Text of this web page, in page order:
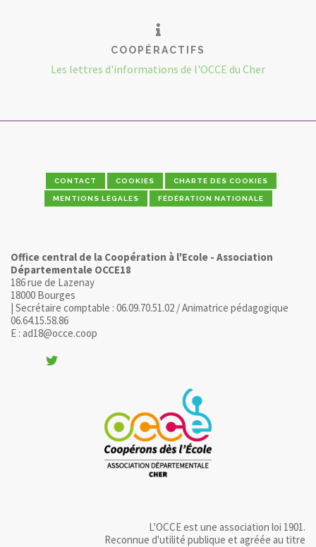
COOPÉRACTIFS
Les lettres d'informations de l'OCCE du Cher
CONTACT COOKIES CHARTE DES COOKIES
MENTIONS LÉGALES FÉDÉRATION NATIONALE
Office central de la Coopération à l'Ecole - Association
Départementale OCCE18
186 rue de Lazenay
18000 Bourges
| Secrétaire comptable : 06.09.70.51.02 / Animatrice pédagogique
06.64.15.58.86
E : ad18@occe.coop
L'OCCE est une association loi 1901.
Reconnue d'utilité publique et agréée au titre